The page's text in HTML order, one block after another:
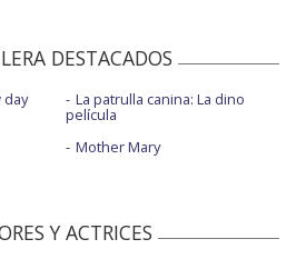
DESTACADOS
day
La patrulla canina: La dino
película
Mother Mary
Y ACTRICES